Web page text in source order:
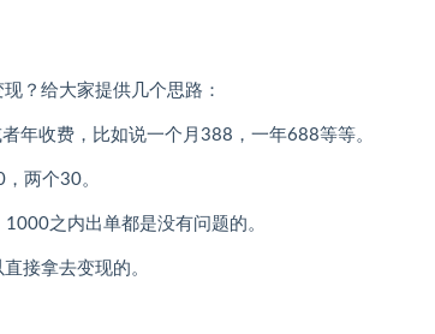
？给大家提供几个思路：
年收费，比如说一个月388，一年688等等。
两个30。
之内出单都是没有问题的。
接拿去变现的。